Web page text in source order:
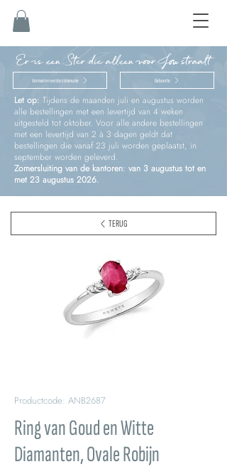
Er is een Ster die alleen voor Jou straalt
Vormsel en eerste communie Geboorte
Let op: Tijdens de maanden juli en augustus worden
alle bestellingen met een levertijd van 4 weken
uitgesteld tot oktober. Voor alle andere bestellingen
met een levertijd van 2 à 3 dagen geldt dat
bestellingen die vanaf 23 juli worden geplaatst, in
september worden geleverd.
Zomersluiting van de kantoren: van 3 augustus tot en
met 23 augustus 2026.
Productcode: ANB2687
Ring van Goud en Witte
Diamanten, Ovale Robijn
TERUG